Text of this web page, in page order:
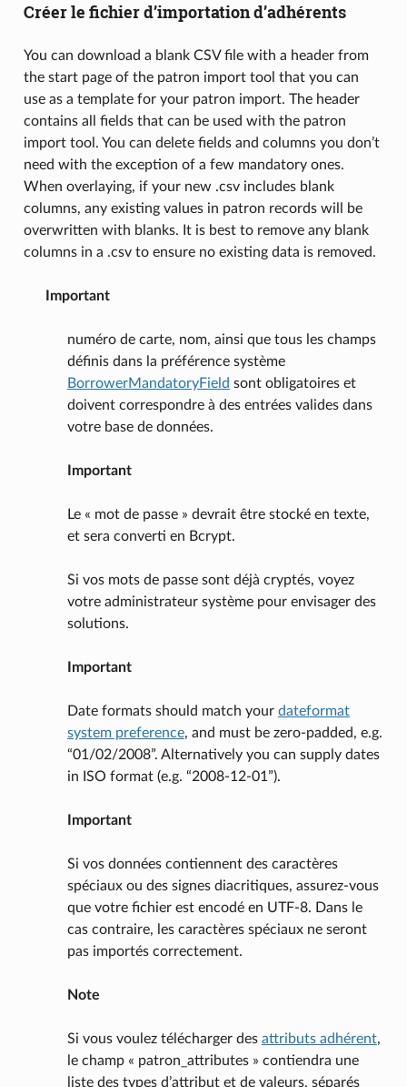
Créer le fichier d’importation d’adhérents
You can download a blank CSV file with a header from
the start page of the patron import tool that you can
use as a template for your patron import. The header
contains all fields that can be used with the patron
import tool. You can delete fields and columns you don’t
need with the exception of a few mandatory ones.
When overlaying, if your new .csv includes blank
columns, any existing values in patron records will be
overwritten with blanks. It is best to remove any blank
columns in a .csv to ensure no existing data is removed.
Important
numéro de carte, nom, ainsi que tous les champs
définis dans la préférence système
BorrowerMandatoryField sont obligatoires et
doivent correspondre à des entrées valides dans
votre base de données.
Important
Le « mot de passe » devrait être stocké en texte,
et sera converti en Bcrypt.
Si vos mots de passe sont déjà cryptés, voyez
votre administrateur système pour envisager des
solutions.
Important
Date formats should match your dateformat
system preference, and must be zero-padded, e.g.
“01/02/2008”. Alternatively you can supply dates
in ISO format (e.g. “2008-12-01”).
Important
Si vos données contiennent des caractères
spéciaux ou des signes diacritiques, assurez-vous
que votre fichier est encodé en UTF-8. Dans le
cas contraire, les caractères spéciaux ne seront
pas importés correctement.
Note
Si vous voulez télécharger des attributs adhérent,
le champ « patron_attributes » contiendra une
liste des types d’attribut et de valeurs, séparés